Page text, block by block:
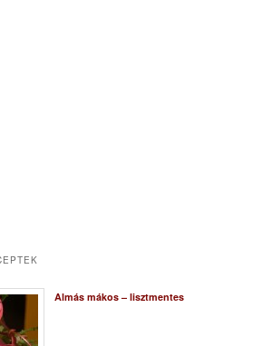
Almás mákos – lisztmentes